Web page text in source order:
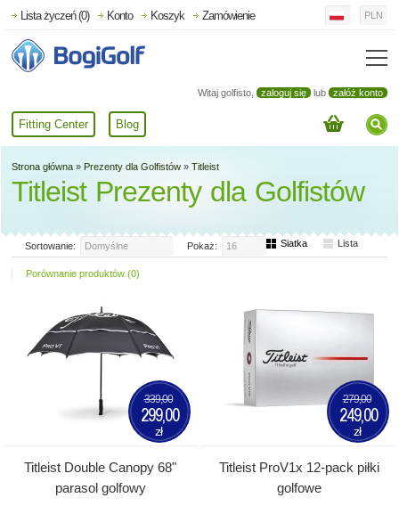
Witaj golfisto, zaloguj się lub załóż konto
Fitting Center Blog
Lista życzeń (0) Konto Koszyk Zamówienie PLN
Strona główna » Prezenty dla Golfistów » Titleist
Titleist Prezenty dla Golfistów
Sortowanie: Domyślne Pokaż: 16 Siatka Lista
Porównanie produktów (0)
Titleist Double Canopy 68"
parasol golfowy
339,00
299,00
zł
Titleist ProV1x 12-pack piłki
golfowe
279,00
249,00
zł